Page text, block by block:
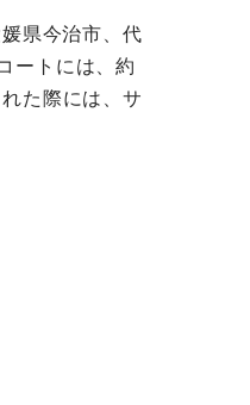
県今治市、代
ートには、約
た際には、サ